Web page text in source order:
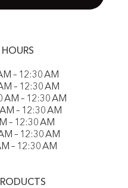
– 12:30 AM
– 12:30 AM
– 12:30 AM
– 12:30 AM
– 12:30 AM
– 12:30 AM
– 12:30 AM